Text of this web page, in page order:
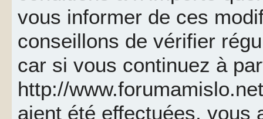
vous informer de ces
conseillons de vérifier
car si vous continuez à
http://
aient été effectuées, vous